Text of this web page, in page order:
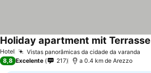
Hotel Vistas panorâmicas da cidade da varanda
Holiday apartment mit Terrasse
8,8 Excelente 217 a 0.4 km de Arezzo